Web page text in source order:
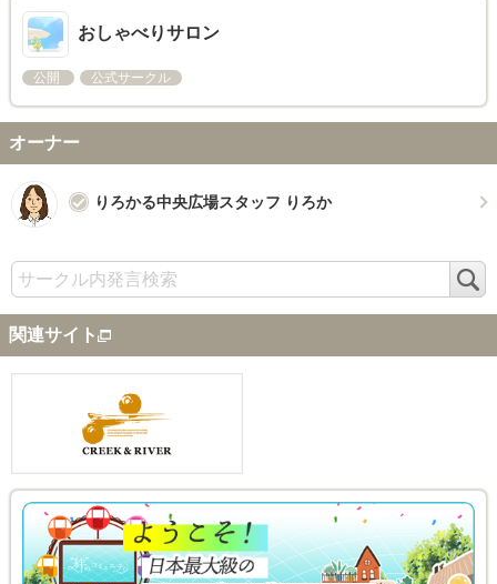
おしゃべりサロン
公開 公式サークル
オーナー
りろかる中央広場スタッフ りろか
関連サイト